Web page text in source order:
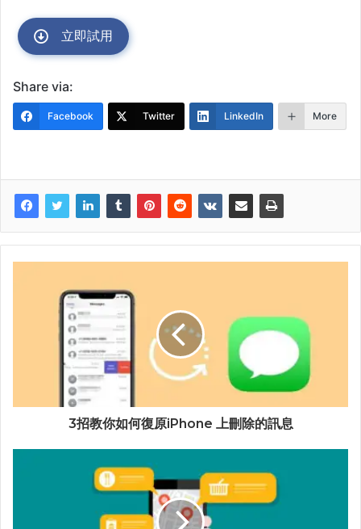
立即試用
Share via:
Facebook Twitter LinkedIn More
3招教你如何復原iPhone 上刪除的訊息